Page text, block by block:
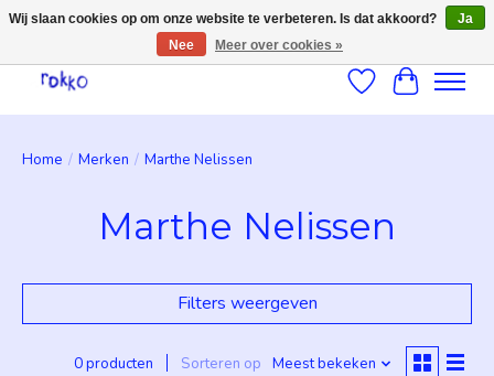
Verlanglijst
Home / Merken / Marthe Nelissen
Marthe Nelissen
Filters weergeven
0 producten Sorteren op Meest bekeken
Wij slaan cookies op om onze website te verbeteren. Is dat akkoord?
Ja
Nee
Meer over cookies »